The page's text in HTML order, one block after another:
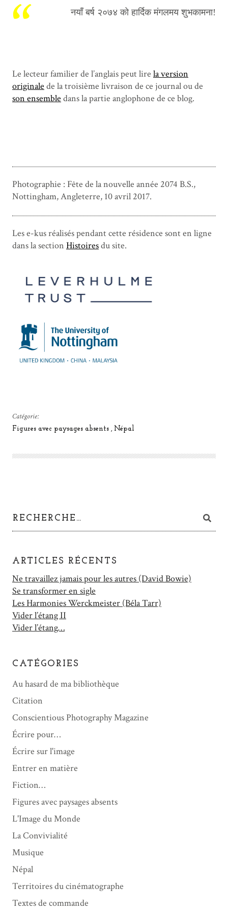
नयाँ बर्ष २०७४ को हार्दिक मंगलमय शुभकामना!
Le lecteur familier de l’anglais peut lire la version
originale de la troisième livraison de ce journal ou de
son ensemble dans la partie anglophone de ce blog.
Photographie : Fête de la nouvelle année 2074 B.S.,
Nottingham, Angleterre, 10 avril 2017.
Les e-kus réalisés pendant cette résidence sont en ligne
dans la section Histoiresdu site.
Catégorie:
Figures avec paysages absents Népal
ARTICLES RÉCENTS
Ne travaillez jamais pour les autres (David Bowie)
Se transformer en sigle
Les Harmonies Werckmeister (Béla Tarr)
Vider l’étang II
Vider l’étang…
CATÉGORIES
Au hasard de ma bibliothèque
Citation
Conscientious Photography Magazine
Écrire pour…
Écrire sur l'image
Entrer en matière
Fiction…
Figures avec paysages absents
L'Image du Monde
La Convivialité
Musique
Népal
Territoires du cinématographe
Textes de commande